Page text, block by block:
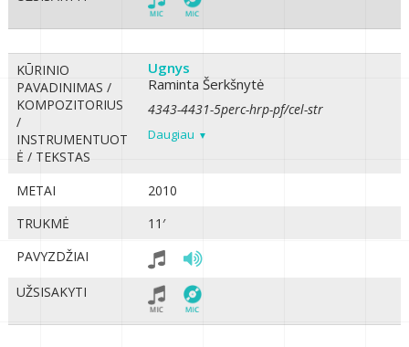
KŪRINIO
PAVADINIMAS /
KOMPOZITORIUS
/
INSTRUMENTUOT
Ė / TEKSTAS
Ugnys
Raminta Šerkšnytė
4343-4431-5perc-hrp-pf/cel-str
Daugiau
METAI
2010
TRUKMĖ
11′
PAVYZDŽIAI
UŽSISAKYTI